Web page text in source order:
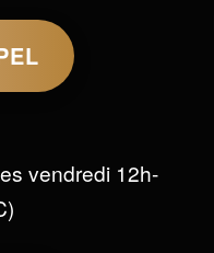
vendredi 12h-